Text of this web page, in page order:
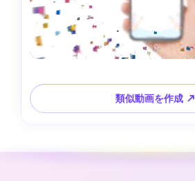
類似動画を作成 ↗